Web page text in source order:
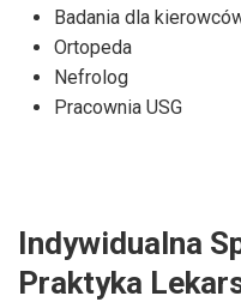
Badania dla
Ortopeda
Nefrolog
Pracownia USG
Indywidualna
Praktyka